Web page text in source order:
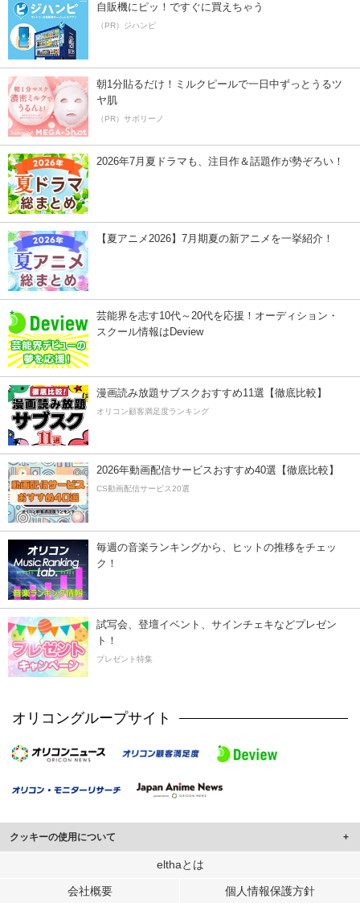
自販機にピッ！ですぐに買えちゃう
（PR）ジハンピ
朝1分貼るだけ！ミルクピールで一日中ずっとうるツ
ヤ肌
（PR）サボリーノ
2026年7月夏ドラマも、注目作＆話題作が勢ぞろい！
【夏アニメ2026】7月期夏の新アニメを一挙紹介！
芸能界を志す10代～20代を応援！オーディション・
スクール情報はDeview
漫画読み放題サブスクおすすめ11選【徹底比較】
オリコン顧客満足度ランキング
2026年動画配信サービスおすすめ40選【徹底比較】
CS動画配信サービス20選
毎週の音楽ランキングから、ヒットの推移をチェッ
ク！
試写会、登壇イベント、サインチェキなどプレゼン
ト！
プレゼント特集
オリコングループサイト
クッキーの使用について
このサイトでは Cookie を使用して、ユーザーに合わせたコンテンツや広告の
行っています。
elthaとは
会社概要 個人情報保護方針